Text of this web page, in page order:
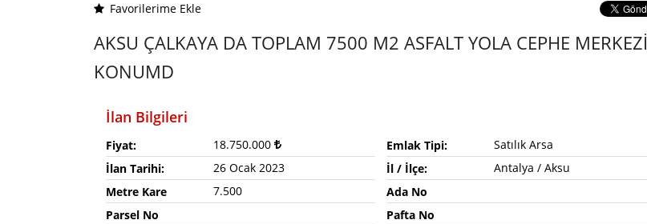
Favorilerime Ekle
AKSU ÇALKAYA DA TOPLAM 7500 M2 ASFALT YOLA CEPHE MERKEZİ
KONUMD
İlan Bilgileri
Fiyat: 18.750.000 Emlak Tipi:
Satılık Arsa
İlan Tarihi:
26 Ocak 2023 İl / İlçe:
Antalya / Aksu
Metre Kare
7.500
Ada No
Parsel No
Pafta No